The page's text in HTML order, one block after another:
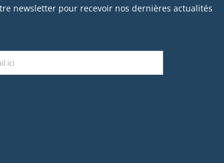
newsletter pour recevoir nos dernières actualités